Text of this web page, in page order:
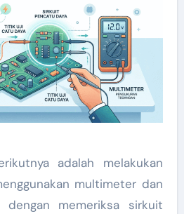
adalah melakukan
multimeter dan
dengan memeriksa sirkuit